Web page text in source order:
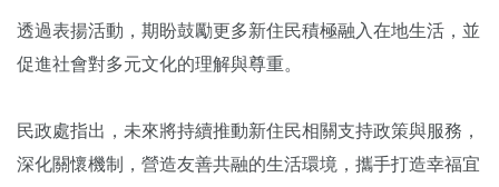
透過表揚活動，期盼鼓勵更多新住民積極融入在地生活，並
促進社會對多元文化的理解與尊重。
民政處指出，未來將持續推動新住民相關支持政策與服務，
深化關懷機制，營造友善共融的生活環境，攜手打造幸福宜